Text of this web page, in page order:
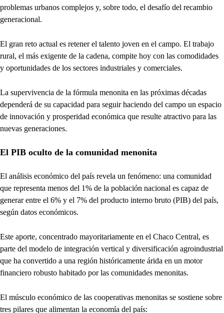
problemas urbanos complejos y, sobre todo, el desafío del recambio
generacional.
El gran reto actual es retener el talento joven en el campo. El trabajo
rural, el más exigente de la cadena, compite hoy con las comodidades
y oportunidades de los sectores industriales y comerciales.
La supervivencia de la fórmula menonita en las próximas décadas
dependerá de su capacidad para seguir haciendo del campo un espacio
de innovación y prosperidad económica que resulte atractivo para las
nuevas generaciones.
El PIB oculto de la comunidad menonita
El análisis económico del país revela un fenómeno: una comunidad
que representa menos del 1% de la población nacional es capaz de
generar entre el 6% y el 7% del producto interno bruto (PIB) del país,
según datos económicos.
Este aporte, concentrado mayoritariamente en el Chaco Central, es
parte del modelo de integración vertical y diversificación agroindustrial
que ha convertido a una región históricamente árida en un motor
financiero robusto habitado por las comunidades menonitas.
El músculo económico de las cooperativas menonitas se sostiene sobre
tres pilares que alimentan la economía del país: